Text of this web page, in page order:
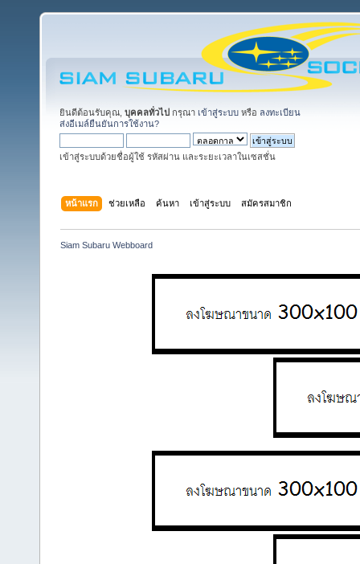
ยินดีต้อนรับคุณ, บุคคลทั่วไป กรุณา เข้าสู่ระบบ หรือ ลงทะเบียน
ส่งอีเมล์ยืนยันการใช้งาน?
เข้าสู่ระบบด้วยชื่อผู้ใช้ รหัสผ่าน และระยะเวลาในเซสชั่น
หน้าแรก ช่วยเหลือ ค้นหา เข้าสู่ระบบ สมัครสมาชิก
Siam Subaru Webboard